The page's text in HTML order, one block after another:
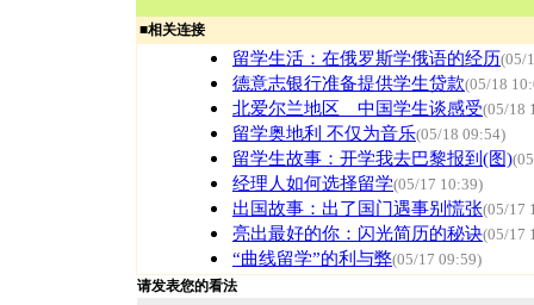
■相关连接
留学生活：在俄罗斯学俄语的经历(05/
德意志银行准备提供学生贷款(05/18
北爱尔兰地区 中国学生谈感受(05/18
留学奥地利 不仅为音乐(05/18 09:54)
留学生故事：开学我去巴黎报到(图)
经理人如何选择留学(05/17 10:39)
出国故事：出了国门遇事别慌张(05/17
亮出最好的你：闪光简历的秘诀(05/17
“曲线留学”的利与弊(05/17 09:59)
请发表您的看法